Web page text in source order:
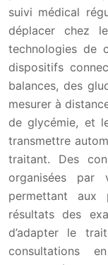
suivi médical
déplacer chez
technologies de
dispositifs
balances, des
mesurer à
de glycémie, et
transmettre
traitant. Des
organisées par
permettant aux
résultats des
d’adapter le
consultations